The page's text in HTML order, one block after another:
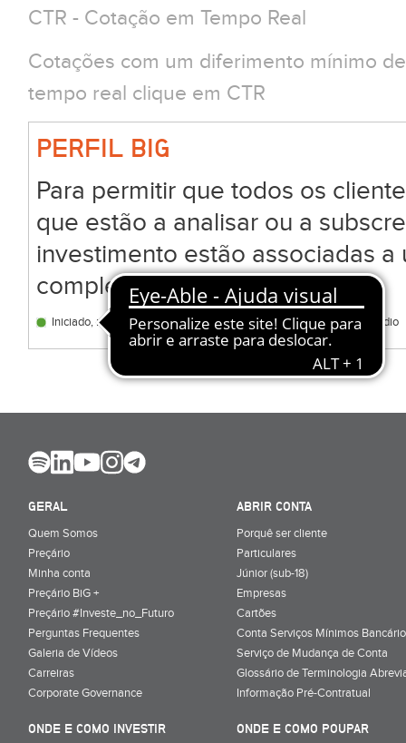
CTR - Cotação em Tempo Real
Cotações com um diferimento mínimo
tempo real clique em CTR
PERFIL BIG
Para permitir que todos os
que estão a analisar ou a
investimento estão associadas
complexidade:
Iniciado, nível de risco baixo Conhecedor, nível de risco médio
GERAL
Quem Somos
Preçário
Minha conta
Preçário BiG +
Preçário #Investe_no_Futuro
Perguntas Frequentes
Galeria de Vídeos
Carreiras
Corporate Governance
ABRIR CONTA
Porquê ser cliente
Particulares
Júnior (sub-18)
Empresas
Cartões
Conta Serviços Mínimos
Serviço de Mudança de Conta
Glossário de Terminologia
Informação Pré-Contratual
ONDE E COMO INVESTIR
ONDE E COMO POUPAR